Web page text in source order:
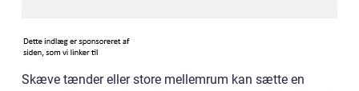
Skæve tænder eller store mellemrum kan sætte en